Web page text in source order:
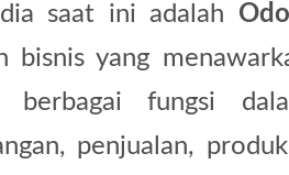
saat ini adalah
bisnis yang
fungsi
penjualan,